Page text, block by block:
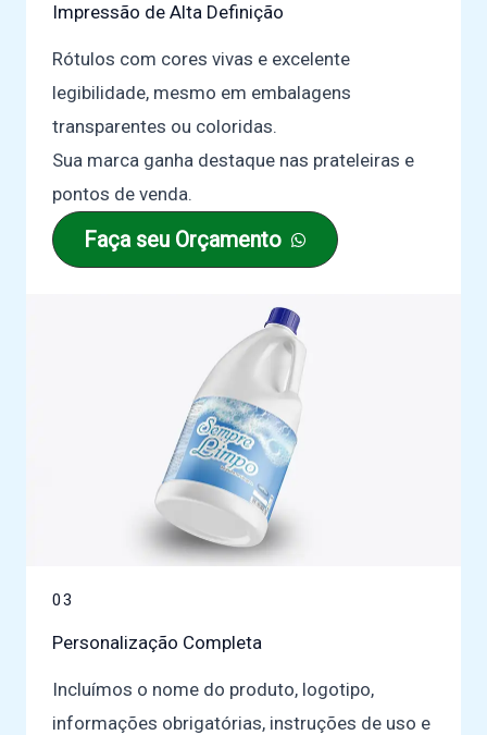
Impressão de Alta Definição
Rótulos com cores vivas e excelente
legibilidade, mesmo em embalagens
transparentes ou coloridas.
Sua marca ganha destaque nas prateleiras e
pontos de venda.
Faça seu Orçamento
03
Personalização Completa
Incluímos o nome do produto, logotipo,
informações obrigatórias, instruções de uso e